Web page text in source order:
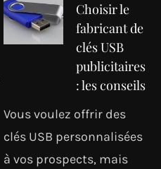
Choisir le
fabricant de
clés USB
publicitaires
: les conseils
Vous voulez offrir des
clés USB personnalisées
à vos prospects, mais